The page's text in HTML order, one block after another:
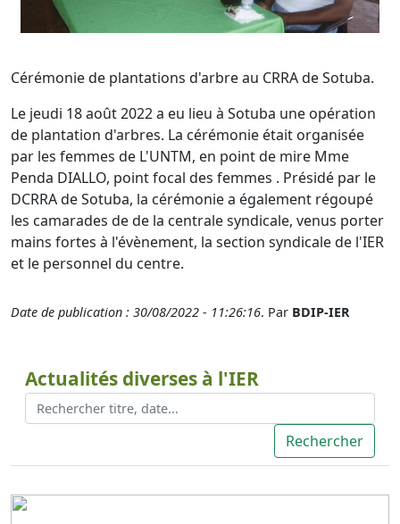
Cérémonie de plantations d'arbre au CRRA de Sotuba.
Le jeudi 18 août 2022 a eu lieu à Sotuba une opération
de plantation d'arbres. La cérémonie était organisée
par les femmes de L'UNTM, en point de mire Mme
Penda DIALLO, point focal des femmes . Présidé par le
DCRRA de Sotuba, la cérémonie a également régoupé
les camarades de de la centrale syndicale, venus porter
mains fortes à l'évènement, la section syndicale de l'IER
et le personnel du centre.
Date de publication : 30/08/2022 - 11:26:16. Par BDIP-IER
Actualités diverses à l'IER